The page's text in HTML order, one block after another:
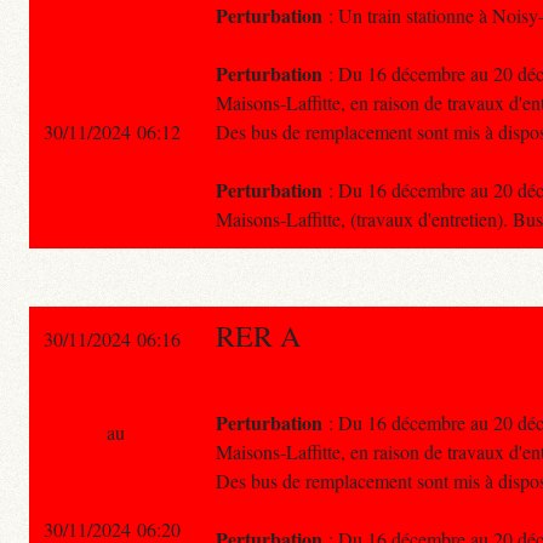
Perturbation : Un train stationne à
Perturbation : Du 16 décembre au 20
Maisons-Laffitte, en raison de travaux
Des bus de remplacement sont mis à
Perturbation : Du 16 décembre au 20
Maisons-Laffitte, (travaux d'entretien).
30/11/2024 06:12
30/11/2024 06:16 RER A
Perturbation : Du 16 décembre au 20
Maisons-Laffitte, en raison de travaux
Des bus de remplacement sont mis à
au
30/11/2024 06:20